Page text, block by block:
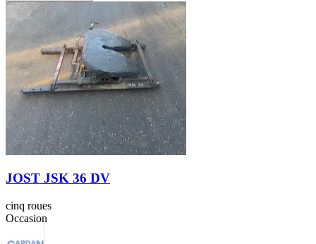
JOST JSK 36 DV
cinq roues
Occasion